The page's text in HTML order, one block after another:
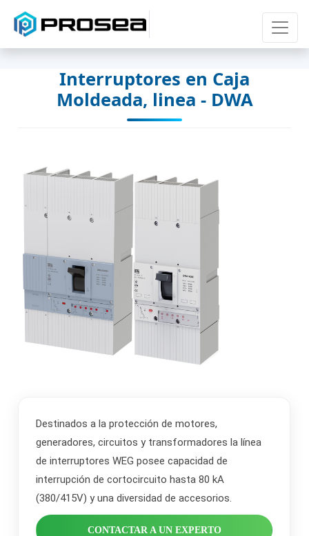
Interruptores en Caja
Moldeada, linea - DWA
Destinados a la protección de motores,
generadores, circuitos y transformadores la línea
de interruptores WEG posee capacidad de
interrupción de cortocircuito hasta 80 kA
(380/415V) y una diversidad de accesorios.
CONTACTAR A UN EXPERTO